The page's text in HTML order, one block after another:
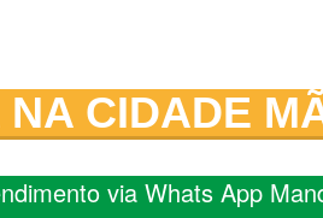
CIDADE
via Whats App